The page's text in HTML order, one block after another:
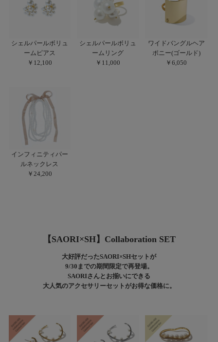
シェルパールボリュ
ームピアス
￥12,100
シェルパールボリュ
ームリング
￥11,000
ワイドバングルヘア
ポニー(ゴールド)
￥6,050
インフィニティパー
ルネックレス
￥24,200
【SAORI×SH】Collaboration SET
大好評だったSAORI×SHセットが
9/30までの期間限定で再登場。
SAORIさんとお揃いにできる
大人気のアクセサリーセットがお得な価格に。